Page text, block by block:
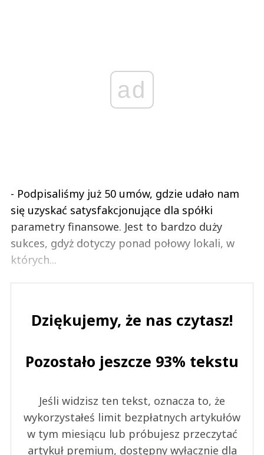
ad
- Podpisaliśmy już 50 umów, gdzie udało nam
się uzyskać satysfakcjonujące dla spółki
parametry finansowe. Jest to bardzo duży
sukces, gdyż dotyczy ponad połowy lokali, w
których...
Dziękujemy, że nas czytasz!
Pozostało jeszcze 93% tekstu
Jeśli widzisz ten tekst, oznacza to, że
wykorzystałeś limit bezpłatnych artykułów
w tym miesiącu lub próbujesz przeczytać
artykuł premium, dostępny wyłącznie dla